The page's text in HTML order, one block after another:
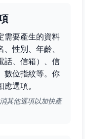
需要產生的資料
性別、年齡、
話、信箱）、信
數位指紋等。你
選項。
其他選項以加快產